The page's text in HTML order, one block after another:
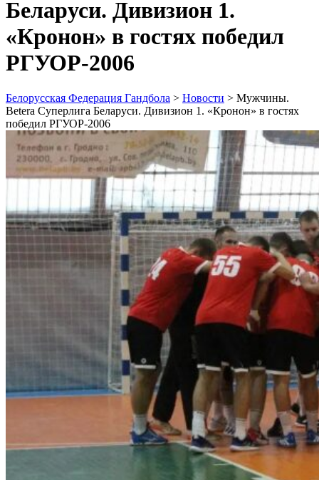
Беларуси. Дивизион 1.
«Кронон» в гостях победил
РГУОР-2006
Белорусская Федерация Гандбола > Новости > Мужчины.
Betera Суперлига Беларуси. Дивизион 1. «Кронон» в гостях
победил РГУОР-2006